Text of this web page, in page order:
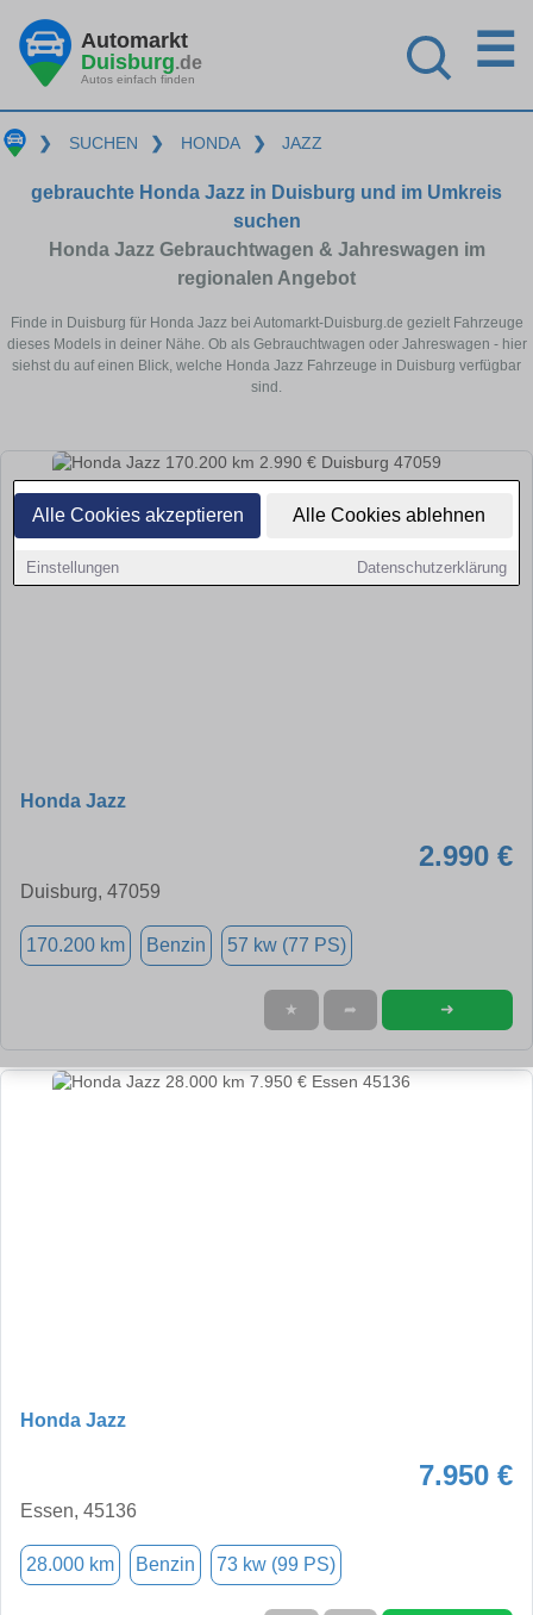
Alle Cookies akzeptieren Alle Cookies ablehnen
Einstellungen Datenschutzerklärung
Automarkt
Duisburg.de
Autos einfach finden
☰
❯ SUCHEN ❯ HONDA ❯ JAZZ
gebrauchte Honda Jazz in Duisburg und im Umkreis
suchen
Honda Jazz Gebrauchtwagen & Jahreswagen im
regionalen Angebot
Finde in Duisburg für Honda Jazz bei Automarkt-Duisburg.de gezielt Fahrzeuge
dieses Models in deiner Nähe. Ob als Gebrauchtwagen oder Jahreswagen - hier
siehst du auf einen Blick, welche Honda Jazz Fahrzeuge in Duisburg verfügbar
sind.
Honda Jazz
2.990 €
Duisburg, 47059
170.200 km Benzin 57 kw (77 PS)
★ ➦ ➜
Honda Jazz
7.950 €
Essen, 45136
28.000 km Benzin 73 kw (99 PS)